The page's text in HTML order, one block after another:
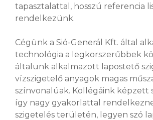
tapasztalattal, hosszú referencia
rendelkezünk.
Cégünk a Sió-Generál Kft. által
technológia a legkorszerűbbek
általunk alkalmazott lapostető
vízszigetelő anyagok magas
színvonalúak. Kollégáink képzett
így nagy gyakorlattal
szigetelés területén, legyen szó